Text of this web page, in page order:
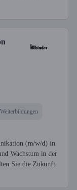
Weiterbildungen
(m/w/d) in
Wachstum in der
Sie die Zukunft